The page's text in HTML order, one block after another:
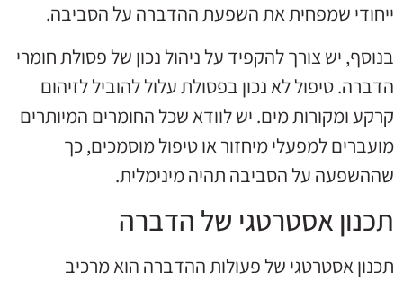
ייחודי שמפחית את השפעת ההדברה על הסביבה.
בנוסף, יש צורך להקפיד על ניהול נכון של פסולת חומרי
הדברה. טיפול לא נכון בפסולת עלול להוביל לזיהום
קרקע ומקורות מים. יש לוודא שכל החומרים המיותרים
מועברים למפעלי מיחזור או טיפול מוסמכים, כך
שההשפעה על הסביבה תהיה מינימלית.
תכנון אסטרטגי של הדברה
תכנון אסטרטגי של פעולות ההדברה הוא מרכיב